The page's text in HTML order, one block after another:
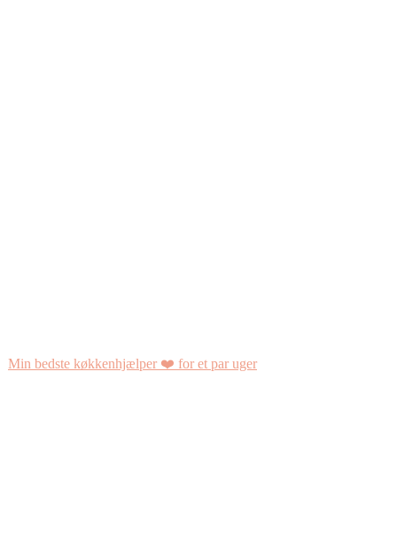
Min bedste køkkenhjælper ❤️ for et par uger